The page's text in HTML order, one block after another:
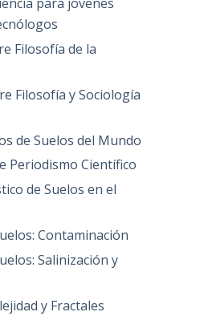
Filosofía de la
Filosofía y Sociología
de Suelos del Mundo
Periodismo Científico
de Suelos en el
Contaminación
Salinización y
y Fractales